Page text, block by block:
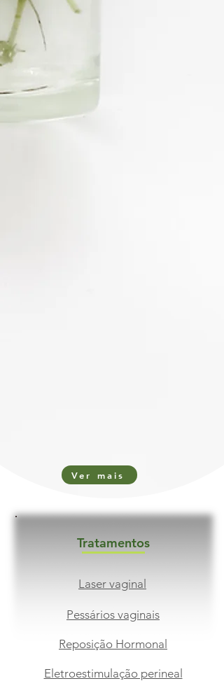
Ver mais
Tratamentos
Laser vaginal
Pessários vaginais
Reposição Hormonal
Eletroestimulação perineal